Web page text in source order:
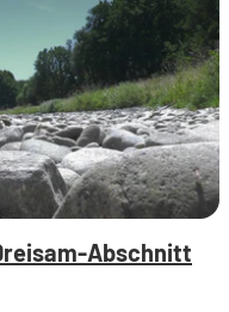
Abschnitt